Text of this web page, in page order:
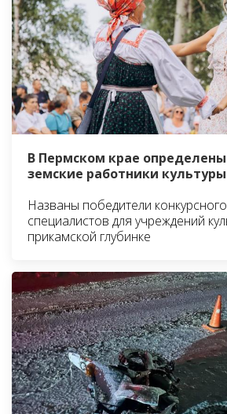
В Пермском крае
земские работники культуры
Названы победители
специалистов для учреждений
прикамской глубинке